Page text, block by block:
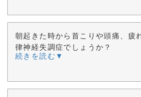
朝起きた時から首こりや頭痛、疲
律神経失調症でしょうか？
続きを読む▼